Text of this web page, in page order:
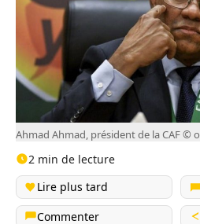
Ahmad Ahmad, président de la CAF ©
2 min de lecture
Lire plus tard
Commenter